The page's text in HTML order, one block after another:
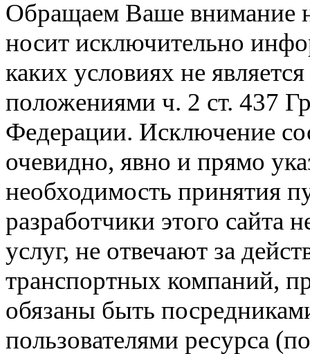
Обращаем Ваше внимание
носит исключительно
каких условиях не
положениями ч. 2 ст. 437
Федерации. Исключение
очевидно, явно и прямо
необходимость принятия
разработчики этого сайта
услуг, не отвечают за
транспортных компаний,
обязаны быть
пользователями ресурса